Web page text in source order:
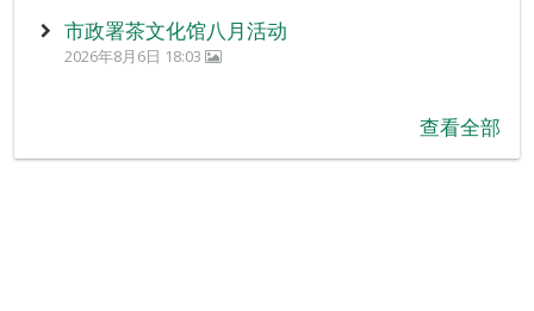
市政署茶文化馆八月活动
2026年8月6日 18:03
查看全部